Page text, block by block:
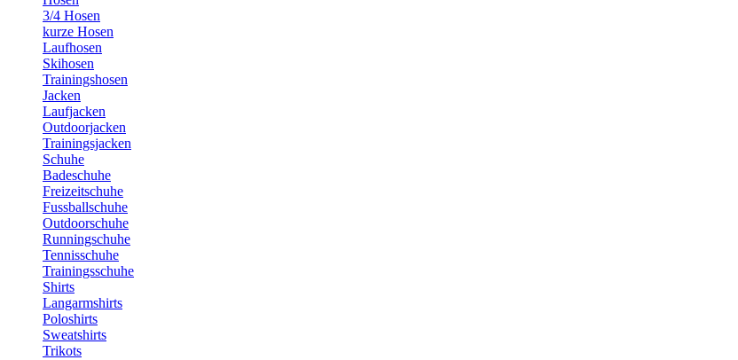
3/4 Hosen
kurze Hosen
Laufhosen
Skihosen
Trainingshosen
Jacken
Laufjacken
Outdoorjacken
Trainingsjacken
Schuhe
Badeschuhe
Freizeitschuhe
Fussballschuhe
Outdoorschuhe
Runningschuhe
Tennisschuhe
Trainingsschuhe
Shirts
Langarmshirts
Poloshirts
Sweatshirts
Trikots